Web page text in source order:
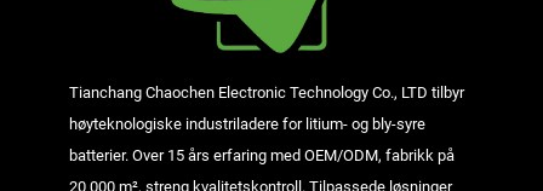
Tianchang Chaochen Electronic Technology Co., LTD tilbyr
høyteknologiske industriladere for litium- og bly-syre
batterier. Over 15 års erfaring med OEM/ODM, fabrikk på
20 000 m², streng kvalitetskontroll. Tilpassede løsninger